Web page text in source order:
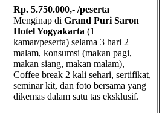
Rp. 5.750.000,- /peserta
Menginap di Grand Puri Saron
Hotel Yogyakarta (1
kamar/peserta) selama 3 hari 2
malam, konsumsi (makan pagi,
makan siang, makan malam),
Coffee break 2 kali sehari, sertifikat,
seminar kit, dan foto bersama yang
dikemas dalam satu tas eksklusif.